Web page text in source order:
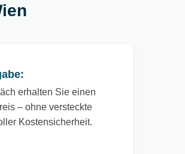
erhalten Sie einen
– ohne versteckte
Kostensicherheit.